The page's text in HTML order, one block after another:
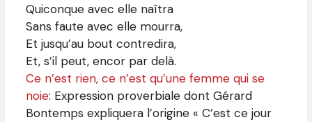
Quiconque avec elle naîtra
Sans faute avec elle mourra,
Et jusqu’au bout contredira,
Et, s’il peut, encor par delà.
Ce n’est rien, ce n’est qu’une femme qui se
noie: Expression proverbiale dont Gérard
Bontemps expliquera l’origine « C’est ce jour